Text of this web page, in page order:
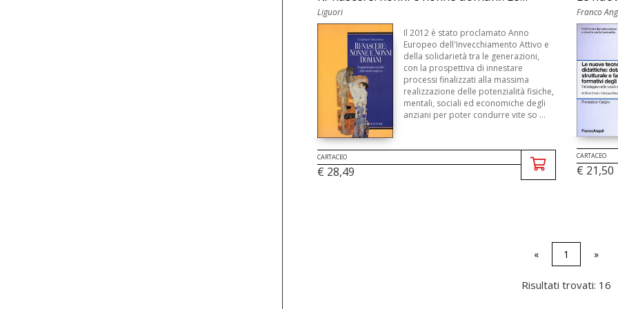
Liguori
Il 2012 è stato proclamato Anno
Europeo dell'Invecchiamento Attivo e
della solidarietà tra le generazioni,
con la prospettiva di innestare
processi finalizzati alla massima
realizzazione delle potenzialità fisiche,
mentali, sociali ed economiche degli
anziani per poter condurre vite so ...
CARTACEO
€ 28,49
Franco
CARTACEO
€ 21,50
« 1 »
Risultati trovati: 16